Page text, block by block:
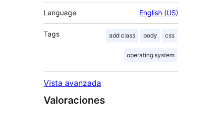
Language English (US)
Tags add class body css
operating system
Vista avanzada
Valoraciones